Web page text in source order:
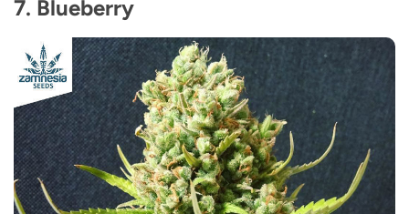
7. Blueberry